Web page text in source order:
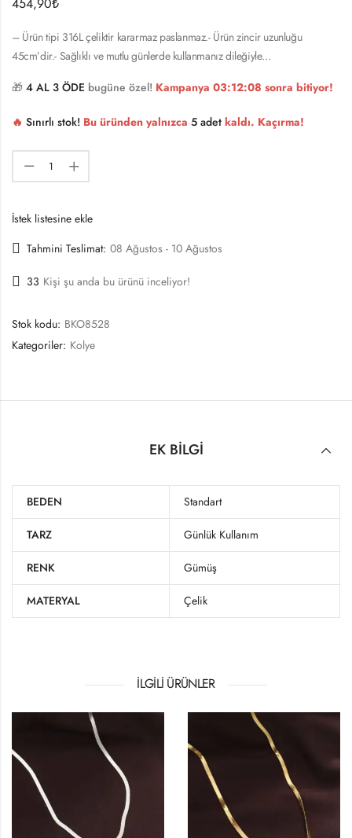
– Ürün tipi 316L çeliktir kararmaz paslanmaz.- Ürün zincir uzunluğu
45cm’dir.- Sağlıklı ve mutlu günlerde kullanmanız dileğiyle…
🎁 4 AL 3 ÖDE bugüne özel! Kampanya 03:12:08 sonra bitiyor!
🔥 Sınırlı stok! Bu üründen yalnızca 5 adet kaldı. Kaçırma!
İstek listesine ekle
Tahmini Teslimat: 08 Ağustos - 10 Ağustos
33 Kişi şu anda bu ürünü inceliyor!
Stok kodu: BKO8528
Kategoriler: Kolye
EK BILGI
BEDEN Standart
TARZ Günlük Kullanım
RENK Gümüş
MATERYAL Çelik
İLGILI ÜRÜNLER